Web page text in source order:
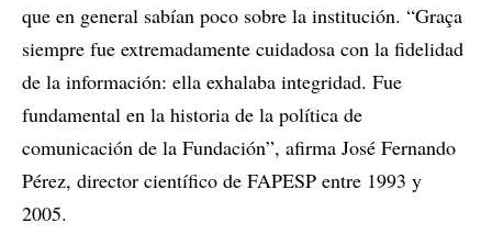
que en general sabían poco sobre la institución. “Graça
siempre fue extremadamente cuidadosa con la fidelidad
de la información: ella exhalaba integridad. Fue
fundamental en la historia de la política de
comunicación de la Fundación”, afirma José Fernando
Pérez, director científico de FAPESP entre 1993 y
2005.